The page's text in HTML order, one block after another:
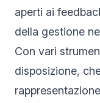
aperti ai
della gestione
Con vari
disposizione,